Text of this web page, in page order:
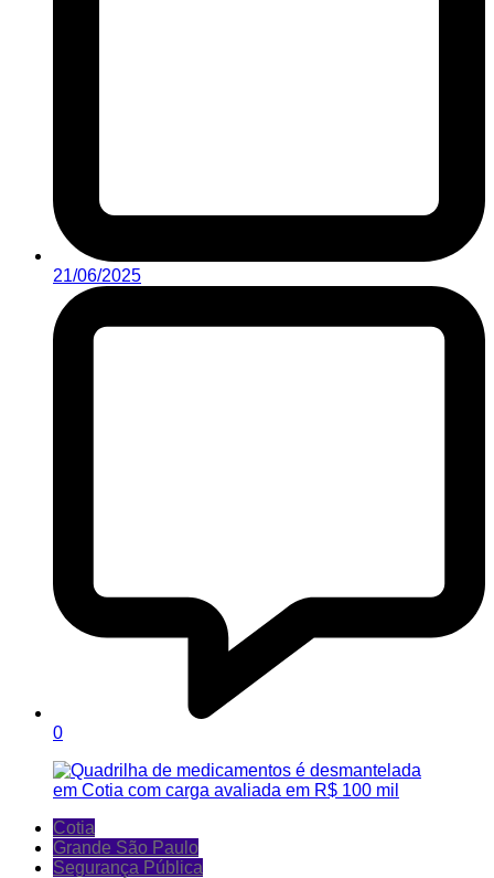
21/06/2025
0
Cotia
Grande São Paulo
Segurança Pública